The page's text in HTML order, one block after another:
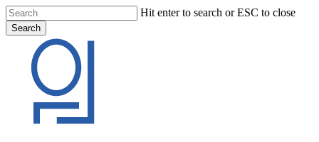
Skip
to
main
content
Hit enter to search or ESC to close
Search
Search